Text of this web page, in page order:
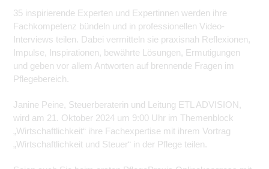
35 inspirierende Experten und Expertinnen werden ihre
Fachkompetenz bündeln und in professionellen Video-
Interviews teilen. Dabei vermitteln sie praxisnah Reflexionen,
Impulse, Inspirationen, bewährte Lösungen, Ermutigungen
und geben vor allem Antworten auf brennende Fragen im
Pflegebereich.
Janine Peine, Steuerberaterin und Leitung ETL ADVISION,
wird am 21. Oktober 2024 um 9:00 Uhr im Themenblock
„Wirtschaftlichkeit“ ihre Fachexpertise mit ihrem Vortrag
„Wirtschaftlichkeit und Steuer“ in der Pflege teilen.